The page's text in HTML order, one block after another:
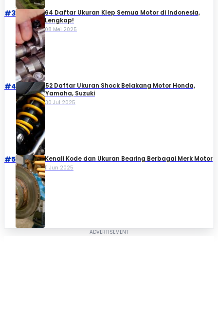
#3
64 Daftar Ukuran Klep Semua Motor di Indonesia,
Lengkap!
08 Mei 2025
#4
52 Daftar Ukuran Shock Belakang Motor Honda,
Yamaha, Suzuki​
30 Jul 2025
#5 Kenali Kode dan Ukuran Bearing Berbagai Merk Motor
11 Jun 2025